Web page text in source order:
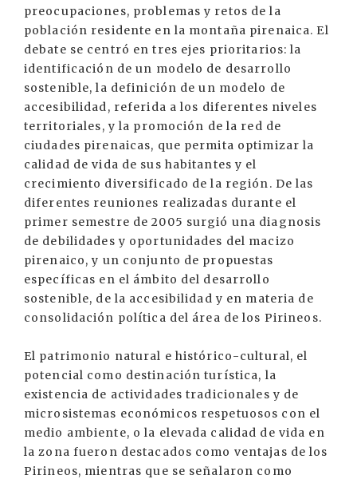
preocupaciones, problemas y retos de la
población residente en la montaña pirenaica. El
debate se centró en tres ejes prioritarios: la
identificación de un modelo de desarrollo
sostenible, la definición de un modelo de
accesibilidad, referida a los diferentes niveles
territoriales, y la promoción de la red de
ciudades pirenaicas, que permita optimizar la
calidad de vida de sus habitantes y el
crecimiento diversificado de la región. De las
diferentes reuniones realizadas durante el
primer semestre de 2005 surgió una diagnosis
de debilidades y oportunidades del macizo
pirenaico, y un conjunto de propuestas
específicas en el ámbito del desarrollo
sostenible, de la accesibilidad y en materia de
consolidación política del área de los Pirineos.
El patrimonio natural e histórico-cultural, el
potencial como destinación turística, la
existencia de actividades tradicionales y de
microsistemas económicos respetuosos con el
medio ambiente, o la elevada calidad de vida en
la zona fueron destacados como ventajas de los
Pirineos, mientras que se señalaron como